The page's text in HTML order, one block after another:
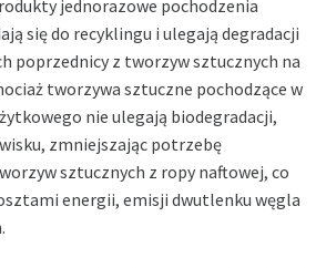
jednorazowe pochodzenia
się do recyklingu i ulegają degradacji
poprzednicy z tworzyw sztucznych na
tworzywa sztuczne pochodzące w
nie ulegają biodegradacji,
zmniejszając potrzebę
sztucznych z ropy naftowej, co
energii, emisji dwutlenku węgla